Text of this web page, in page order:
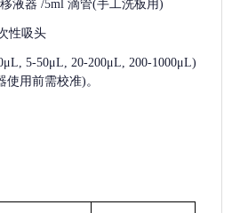
液器 /5ml 滴管(手工洗板用)
性吸头
5-50μL, 20-200μL, 200-1000μL)
用前需校准)。